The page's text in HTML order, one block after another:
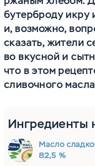
бутерброду икру
и, возможно,
сказать, жители
во вкусной и
что в этом
сливочного
Ингредиенты
Масло
82,5 %